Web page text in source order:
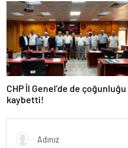
CHP İl Genel’de de çoğunluğu
kaybetti!